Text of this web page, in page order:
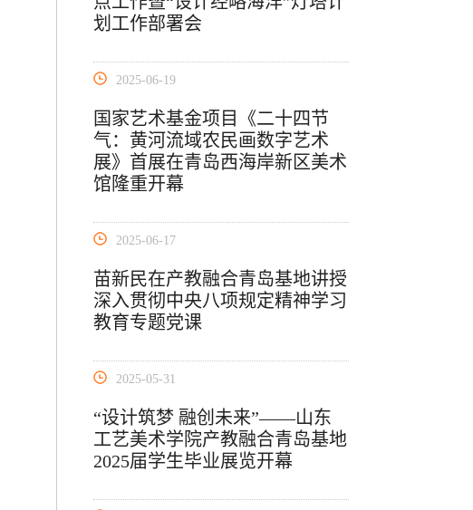
划工作部署会
2025-06-19
国家艺术基金项目《二十四节
气：黄河流域农民画数字艺术
展》首展在青岛西海岸新区美术
馆隆重开幕
2025-06-17
苗新民在产教融合青岛基地讲授
深入贯彻中央八项规定精神学习
教育专题党课
2025-05-31
“设计筑梦 融创未来”——山东
工艺美术学院产教融合青岛基地
2025届学生毕业展览开幕